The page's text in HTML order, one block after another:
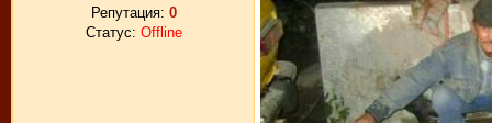
Репутация: 0
Статус: Offline